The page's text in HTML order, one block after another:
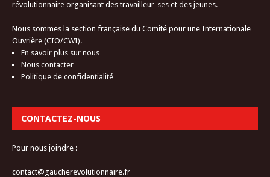
révolutionnaire organisant des travailleur-ses et des jeunes.
Nous sommes la section française du Comité pour une Internationale
Ouvrière (CIO/CWI).
En savoir plus sur nous
Nous contacter
Politique de confidentialité
CONTACTEZ-NOUS
Pour nous joindre :
contact@gaucherevolutionnaire.fr